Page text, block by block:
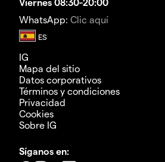
WhatsApp: Clic aquí
IG
Mapa del sitio
Datos corporativos
Términos y condiciones
Privacidad
Cookies
Sobre IG
Síganos en: